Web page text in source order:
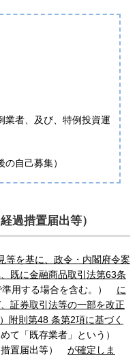
業者、及び、特例投資運
自己募集）
過措置届出等）
等を基に、政令・内閣府令案
既に金融商品取引法第63条
用する場合を含む。）
に
証券取引法等の一部を改正
附則第48 条第2項に基づく
て「既存業者」という）
措置届出等）
が確定しま